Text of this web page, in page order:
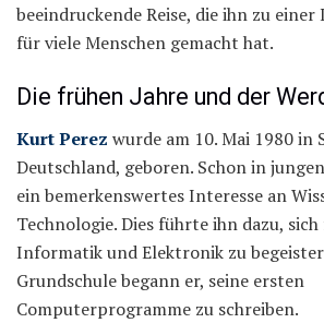
beeindruckende Reise, die ihn zu
für viele Menschen gemacht hat.
Die frühen Jahre und der
Kurt Perez wurde am 10. Mai 1980
Deutschland, geboren. Schon in
ein bemerkenswertes Interesse an
Technologie. Dies führte ihn dazu,
Informatik und Elektronik zu
Grundschule begann er, seine ersten
Computerprogramme zu schreiben.